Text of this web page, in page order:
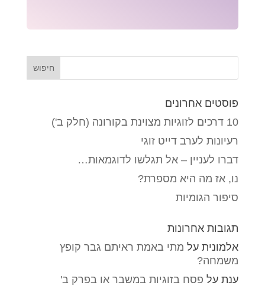
פוסטים אחרונים
10 דרכים לזוגיות מצוינת בקורונה (חלק ב')
רעיונות לערב דייט זוגי
דברו לעניין – אל תגלשו לדוגמאות…
נו, אז מה היא מספרת?
סיפור הגומיות
תגובות אחרונות
אלמוניתעל מתי באמת ראיתם גבר קופץ
משמחה?
ענתעל פסח בזוגיות במשבר או בפרק ב'